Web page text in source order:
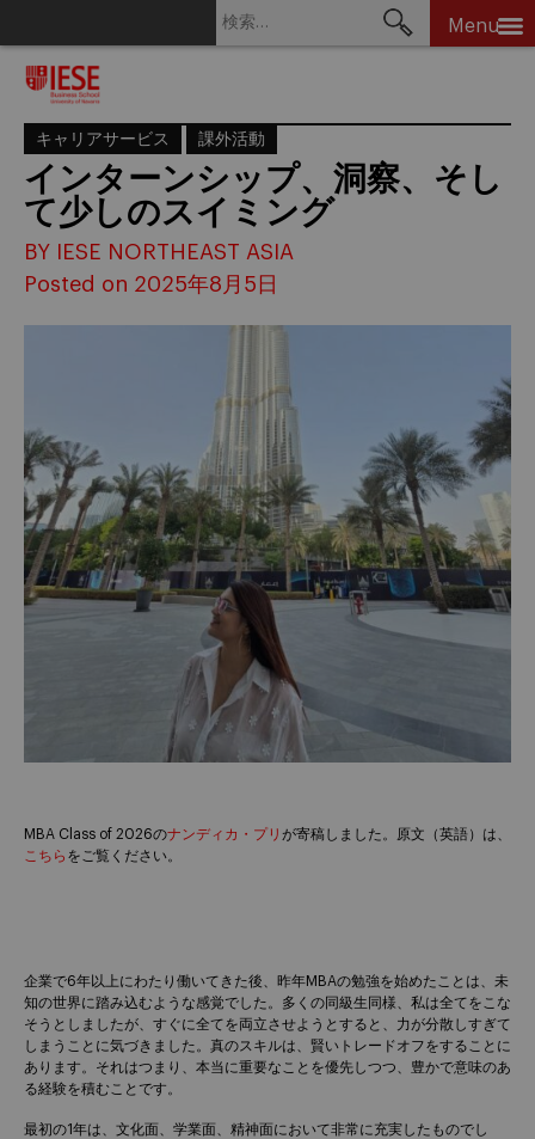
Menu
キャリアサービス 課外活動
インターンシップ、洞察、そし
て少しのスイミング
BY IESE NORTHEAST ASIA
Posted on 2025年8月5日
MBA Class of 2026のナンディカ・プリ が寄稿しました。原文（英語）は、
こちら をご覧ください。
企業で6年以上にわたり働いてきた後、昨年MBAの勉強を始めたことは、未
知の世界に踏み込むような感覚でした。多くの同級生同様、私は全てをこな
そうとしましたが、すぐに全てを両立させようとすると、力が分散しすぎて
しまうことに気づきました。真のスキルは、賢いトレードオフをすることに
あります。それはつまり、本当に重要なことを優先しつつ、豊かで意味のあ
る経験を積むことです。
最初の1年は、文化面、学業面、精神面において非常に充実したものでし